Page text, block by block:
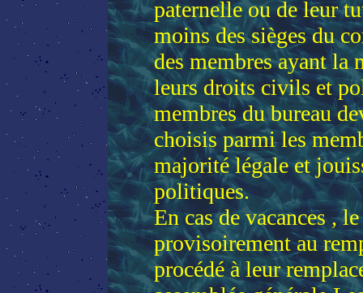
paternelle ou de leur
moins des sièges du
des membres ayant la
leurs droits civils et
membres du bureau
choisis parmi les
majorité légale et
politiques.
En cas de vacances ,
provisoirement au
procédé à leur